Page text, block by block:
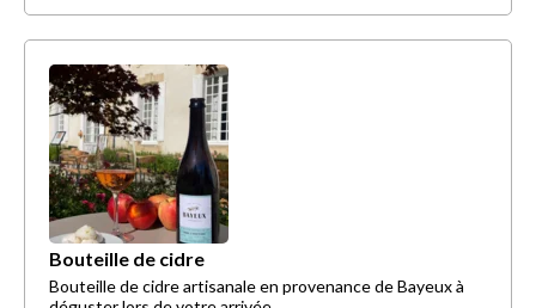
Bouteille de cidre
Bouteille de cidre artisanale en provenance de Bayeux à